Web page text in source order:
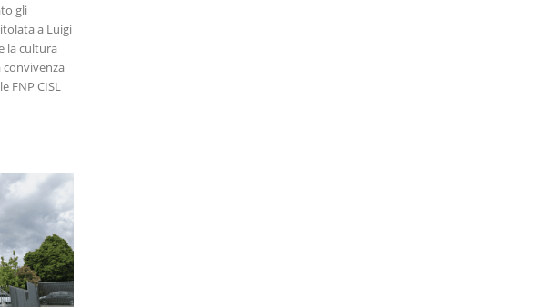
gli
a Luigi
la cultura
convivenza
FNP CISL